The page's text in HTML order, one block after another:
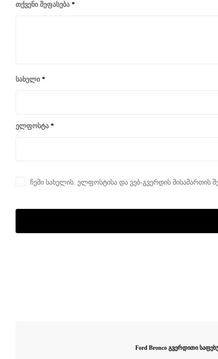
თქვენი შეფასება *
სახელი *
ელფოსტა *
ჩემი სახელის. ელფოსტისა და ვებ-გვერდის მისამართის
Ford Bronco გვერდითი